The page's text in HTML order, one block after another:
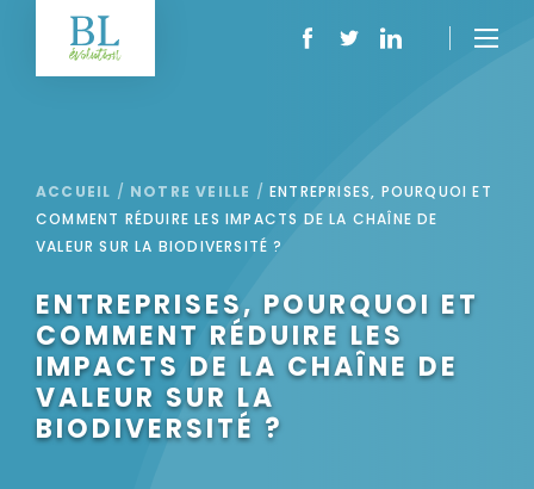
ACCUEIL / NOTRE VEILLE /ENTREPRISES, POURQUOI ET
COMMENT RÉDUIRE LES IMPACTS DE LA CHAÎNE DE
VALEUR SUR LA BIODIVERSITÉ ?
ENTREPRISES, POURQUOI ET
COMMENT RÉDUIRE LES
IMPACTS DE LA CHAÎNE DE
VALEUR SUR LA
BIODIVERSITÉ ?